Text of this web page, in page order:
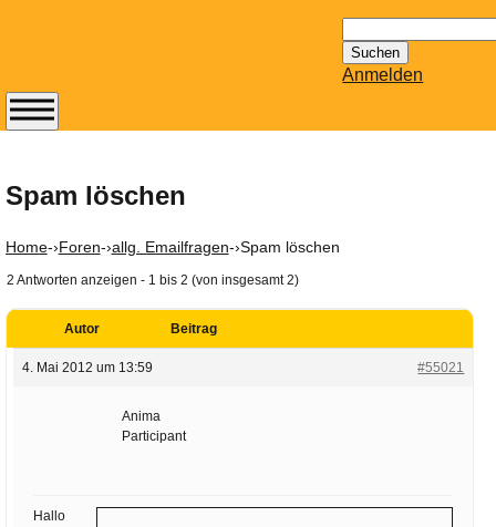
nach:
Anmelden
Spam löschen
Home-›Foren-›allg. Emailfragen-›Spam löschen
2 Antworten anzeigen - 1 bis 2 (von insgesamt 2)
Autor Beitrag
4. Mai 2012 um 13:59 #55021
Anima
Participant
Hallo
Abonnieren Sie den
erscheinenden
Mailhilfe.de
Der ständig aktuelle
Tipps zu Thema
bereithält!
GMail, Thunderbird
oder auch
Ihre E-Mail